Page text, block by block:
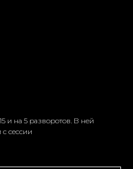
и на 5 разворотов. В ней
сессии